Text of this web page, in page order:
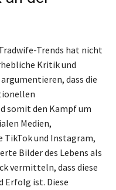
Trends hat nicht
Kritik und
dass die
somit den Kampf um
Medien,
und Instagram,
Bilder des Lebens als
vermitteln, dass diese
Erfolg ist. Diese